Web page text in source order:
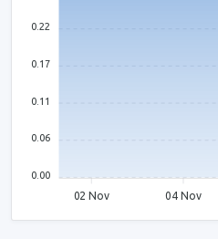
02 Nov 04 Nov
0.22
0.17
0.11
0.06
0.00